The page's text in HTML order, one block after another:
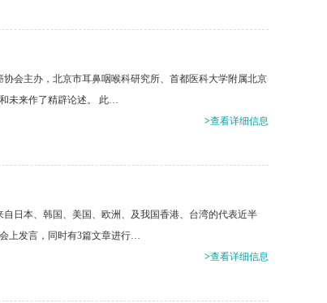
会主办，北京市耳鼻咽喉科研究所、首都医科大学附属北京
未来作了精辟论述。 此…
>查看详细信息
日本、韩国、美国、欧洲、及我国香港、台湾的代表近半
上发言，同时有3篇文章进行…
>查看详细信息